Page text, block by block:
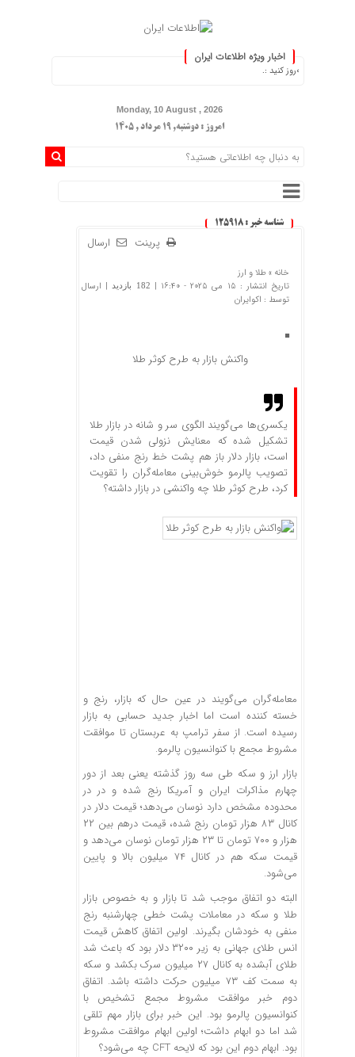
اخبار ویژه اطلاعات ایران
را به‌روز کنید :.
Monday, 10 August , 2026
امروز : دوشنبه, ۱۹ مرداد , ۱۴۰۵
شناسه خبر : 125918
ارسال پرینت
خانه »طلا و ارز
تاریخ انتشار : 15 می 2025 - 16:40 |
182 بازدید
| ارسال
توسط : اکوایران
واکنش بازار به طرح کوثر طلا
یکسری‌ها می‌گویند الگوی سر و شانه در بازار طلا
تشکیل شده که معنایش نزولی شدن قیمت
است، بازار دلار باز هم پشت خط رنج منفی داد،
تصویب پالرمو خوش‌بینی معامله‌گران را تقویت
کرد، طرح کوثر طلا چه واکنشی در بازار داشته؟
معامله‌گران می‌گویند در عین حال که بازار، رنج و
خسته کننده‌ است اما اخبار جدید حسابی به بازار
رسیده است. از سفر ترامپ به عربستان تا موافقت
مشروط مجمع با کنوانسیون پالرمو.
بازار ارز و سکه طی سه روز گذشته یعنی بعد از دور
چهارم مذاکرات ایران و آمریکا رنج شده و در در
محدوده مشخص دارد نوسان می‌دهد؛‌ قیمت دلار در
کانال ۸۳ هزار تومان رنج شده، قیمت درهم بین ۲۲
هزار و ۷۰۰ تومان تا ۲۳ هزار تومان نوسان می‌دهد و
قیمت سکه هم در کانال ۷۴ میلیون بالا و پایین
می‌شود.
البته دو اتفاق موجب شد تا بازار و به خصوص بازار
طلا و سکه در معاملات پشت خطی چهارشنبه رنج
منفی به خودشان بگیرند. اولین اتفاق کاهش قیمت
انس طلای جهانی به زیر ۳۲۰۰ دلار بود که باعث شد
طلای آبشده به کانال ۲۷ میلیون سرک بکشد و سکه
به سمت کف ۷۳ میلیون حرکت داشته باشد. اتفاق
دوم خبر موافقت مشروط مجمع تشخیص با
کنوانسیون پالرمو بود. این خبر برای بازار مهم تلقی
شد اما دو ابهام داشت؛‌ اولین ابهام موافقت مشروط
بود. ابهام دوم این بود که لایحه CFT چه می‌شود؟